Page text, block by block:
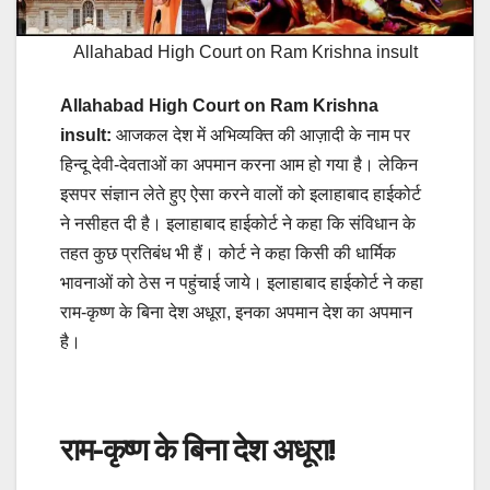
Allahabad High Court on Ram Krishna insult
Allahabad High Court on Ram Krishna
insult: आजकल देश में अभिव्यक्ति की आज़ादी के नाम पर
हिन्दू देवी-देवताओं का अपमान करना आम हो गया है। लेकिन
इसपर संज्ञान लेते हुए ऐसा करने वालों को इलाहाबाद हाईकोर्ट
ने नसीहत दी है। इलाहाबाद हाईकोर्ट ने कहा कि संविधान के
तहत कुछ प्रतिबंध भी हैं। कोर्ट ने कहा किसी की धार्मिक
भावनाओं को ठेस न पहुंचाई जाये। इलाहाबाद हाईकोर्ट ने कहा
राम-कृष्ण के बिना देश अधूरा, इनका अपमान देश का अपमान
है।
राम-कृष्ण के बिना देश अधूरा!